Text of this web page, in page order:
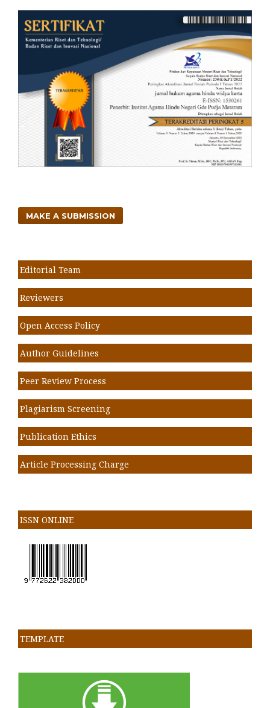
MAKE A SUBMISSION
Editorial Team
Reviewers
Open Access Policy
Author Guidelines
Peer Review Process
Plagiarism Screening
Publication Ethics
Article Processing Charge
ISSN ONLINE
TEMPLATE